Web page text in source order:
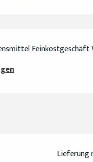
Feinkostgeschäft
Lieferung